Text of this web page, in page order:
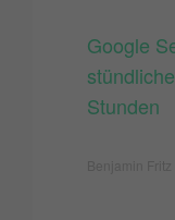
Google
Stunden